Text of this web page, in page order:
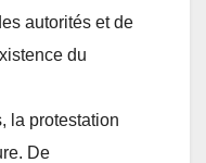
autorités et de
du
la protestation
De